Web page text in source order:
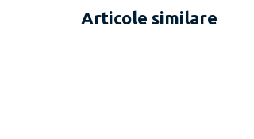
Articole similare